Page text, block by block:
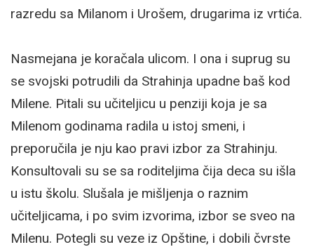
razredu sa Milanom i Urošem, drugarima iz vrtića.
Nasmejana je koračala ulicom. I ona i suprug su
se svojski potrudili da Strahinja upadne baš kod
Milene. Pitali su učiteljicu u penziji koja je sa
Milenom godinama radila u istoj smeni, i
preporučila je nju kao pravi izbor za Strahinju.
Konsultovali su se sa roditeljima čija deca su išla
u istu školu. Slušala je mišljenja o raznim
učiteljicama, i po svim izvorima, izbor se sveo na
Milenu. Potegli su veze iz Opštine, i dobili čvrste